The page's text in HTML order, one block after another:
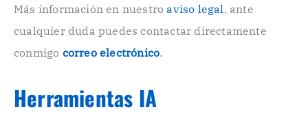
o
.
Más información en nuestroaviso legal , ante
cualquier duda puedes contactar directamente
conmigo correo electrónico.
Herramientas IA